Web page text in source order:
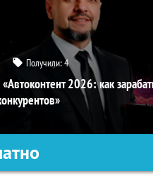
Получили:4
2026: как